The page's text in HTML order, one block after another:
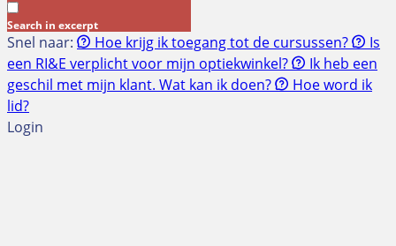
Search in excerpt
Snel naar: Hoe krijg ik toegang tot de cursussen?
Is
een RI&E verplicht voor mijn optiekwinkel?
Ik heb een
geschil met mijn klant. Wat kan ik doen?
Hoe word ik
lid?
Login